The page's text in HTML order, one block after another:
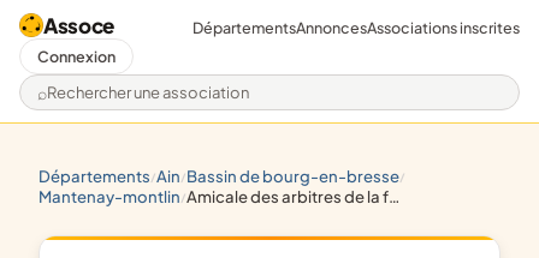
Assoce
Rechercher une association
DépartementsAnnoncesAssociations inscrites
Connexion
départements/ ain/ bassin de bourg-en-bresse/
mantenay-montlin/ amicale des arbitres de la federation francaise de petanque et jeu provencal